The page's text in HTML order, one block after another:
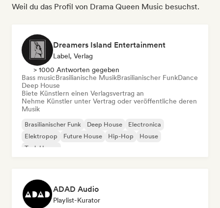
Weil du das Profil von Drama Queen Music besuchst.
Dreamers Island Entertainment
Label, Verlag
> 1000 Antworten gegeben
Bass musicBrasilianische MusikBrasilianischer FunkDance
Deep House
Biete Künstlern einen Verlagsvertrag an
Nehme Künstler unter Vertrag oder veröffentliche deren
Musik
Brasilianischer Funk Deep House
Electronica
Elektropop
Future House Hip-Hop
House
Tech House
ADAD Audio
Playlist-Kurator